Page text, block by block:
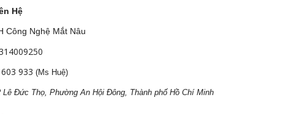
Hệ
Công Nghệ Mắt Nâu
933 (Ms Huệ)
Lê Đức Thọ, Phường An Hội Đông, Thành phố Hồ Chí Minh